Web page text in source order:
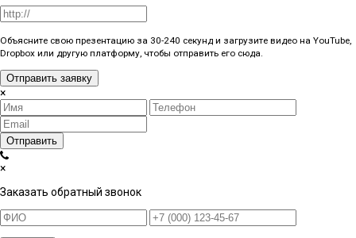
Объясните свою презентацию за 30-240 секунд и загрузите видео на YouTube,
Dropbox или другую платформу, чтобы отправить его сюда.
Отправить заявку
×
Отправить
×
Заказать обратный звонок